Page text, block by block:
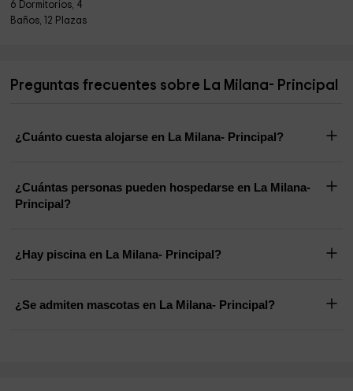
6 Dormitorios, 4
Baños, 12 Plazas
Preguntas frecuentes sobre La Milana- Principal
¿Cuánto cuesta alojarse en La Milana- Principal?
¿Cuántas personas pueden hospedarse en La Milana-
Principal?
¿Hay piscina en La Milana- Principal?
¿Se admiten mascotas en La Milana- Principal?